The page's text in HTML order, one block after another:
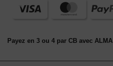
Payez en 3 ou 4 par CB avec ALMA